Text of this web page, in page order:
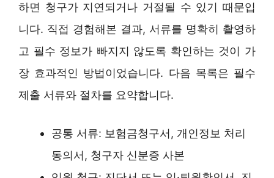
하면 청구가 지연되거나 거절될 수 있기 때문입
니다. 직접 경험해본 결과, 서류를 명확히 촬영하
고 필수 정보가 빠지지 않도록 확인하는 것이 가
장 효과적인 방법이었습니다. 다음 목록은 필수
제출 서류와 절차를 요약합니다.
공통 서류: 보험금청구서, 개인정보 처리
동의서, 청구자 신분증 사본